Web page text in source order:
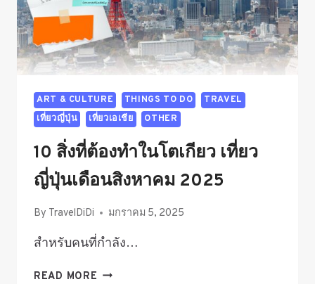
LIKE!
ART & CULTURE THINGS TO DO
TRAVEL
เที่ยวญี่ปุ่น
เที่ยวเอเชีย OTHER
10 สิ่งที่ต้องทำในโตเกียว เที่ยว
ญี่ปุ่นเดือนสิงหาคม 2025
By TravelDiDi มกราคม 5, 2025
สำหรับคนที่กำลัง…
READ MORE 10